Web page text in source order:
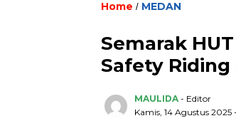
Home / MEDAN
Semarak
Safety
MAULIDA - Editor
Kamis, 14 Agustus 2025 -